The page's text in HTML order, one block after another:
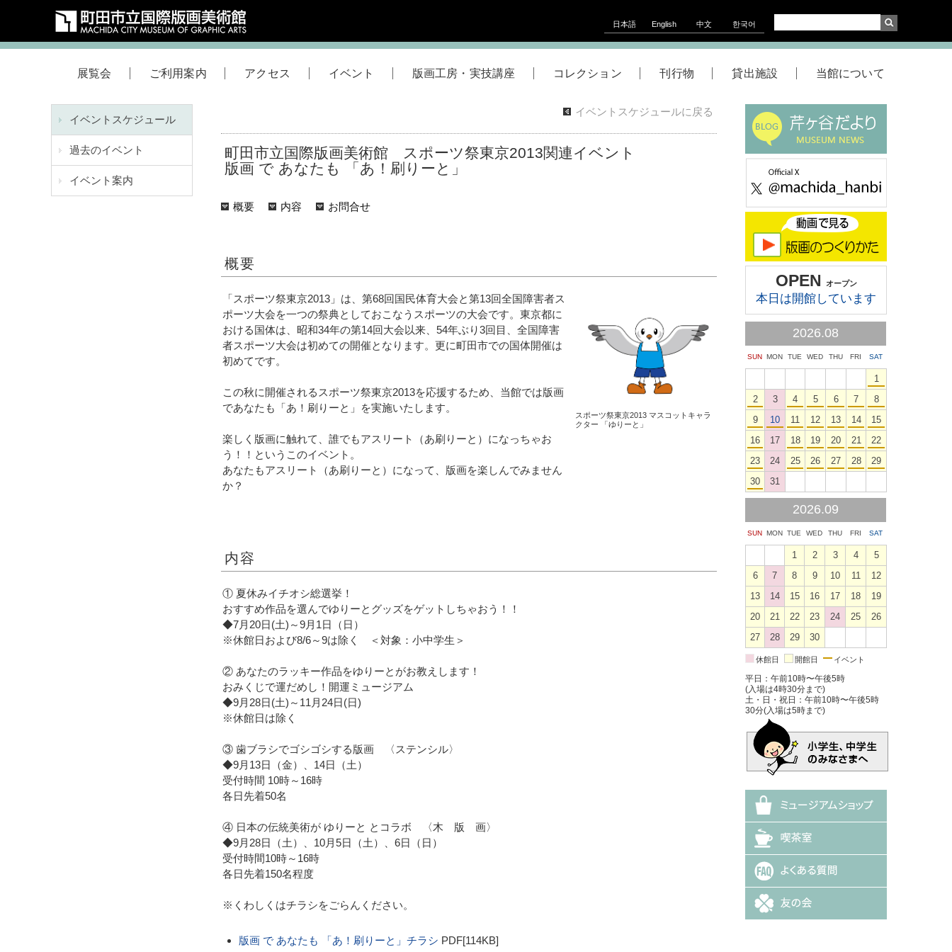
日本語 English 中文 한국어
展覧会 ご利用案内 アクセス イベント 版画工房・実技講座 コレクション 刊行物 貸出施設 当館について
イベントスケジュール
過去のイベント
イベント案内
イベントスケジュールに戻る
町田市立国際版画美術館 スポーツ祭東京2013関連イベント
版画 で あなたも 「あ！刷りーと」
概要 内容 お問合せ
概要
スポーツ祭東京2013 マスコットキャラ
クター 「ゆりーと」
「スポーツ祭東京2013」は、第68回国民体育大会と第13回全国障害者ス
ポーツ大会を一つの祭典としておこなうスポーツの大会です。東京都に
おける国体は、昭和34年の第14回大会以来、54年ぶり3回目、全国障害
者スポーツ大会は初めての開催となります。更に町田市での国体開催は
初めてです。
この秋に開催されるスポーツ祭東京2013を応援するため、当館では版画
であなたも「あ！刷りーと」を実施いたします。
楽しく版画に触れて、誰でもアスリート（あ刷りーと）になっちゃお
う！！というこのイベント。
あなたもアスリート（あ刷りーと）になって、版画を楽しんでみません
か？
内容
① 夏休みイチオシ総選挙！
おすすめ作品を選んでゆりーとグッズをゲットしちゃおう！！
◆7月20日(土)～9月1日（日）
※休館日および8/6～9は除く ＜対象：小中学生＞
② あなたのラッキー作品をゆりーとがお教えします！
おみくじで運だめし！開運ミュージアム
◆9月28日(土)～11月24日(日)
※休館日は除く
③ 歯ブラシでゴシゴシする版画 〈ステンシル〉
◆9月13日（金）、14日（土）
受付時間 10時～16時
各日先着50名
④ 日本の伝統美術が ゆりーと とコラボ 〈木 版 画〉
◆9月28日（土）、10月5日（土）、6日（日）
受付時間10時～16時
各日先着150名程度
※くわしくはチラシをごらんください。
版画 で あなたも 「あ！刷りーと」チラシ PDF[114KB]
OPEN オープン
本日は開館しています
2026.08
SUN MON TUE WED THU FRI SAT
1
2
3 4 5 6 7
8
9
10 11 12 13 14
15
16
17 18 19 20 21
22
23
24 25 26 27 28
29
30
31
2026.09
SUN MON TUE WED THU FRI SAT
1 2 3 4
5
6
7 8 9 10 11
12
13
14 15 16 17 18
19
20
21 22 23 24 25
26
27
28 29 30
休館日 開館日 イベント
平日：午前10時〜午後5時
(入場は4時30分まで)
土・日・祝日：午前10時〜午後5時
30分(入場は5時まで)